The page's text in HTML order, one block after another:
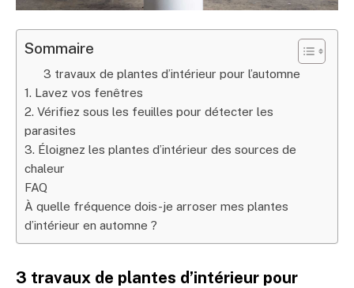
Sommaire
3 travaux de plantes d’intérieur pour l’automne
1. Lavez vos fenêtres
2. Vérifiez sous les feuilles pour détecter les
parasites
3. Éloignez les plantes d’intérieur des sources de
chaleur
FAQ
À quelle fréquence dois-je arroser mes plantes
d’intérieur en automne ?
3 travaux de plantes d’intérieur pour